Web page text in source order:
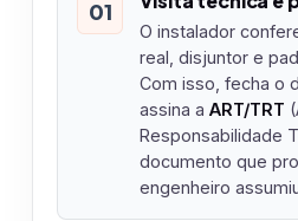
01
O instalador
real, disjuntor e
Com isso, fecha o
assina aART/TRT
Responsabilidade
documento que
engenheiro